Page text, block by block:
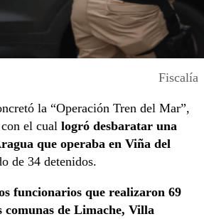
Fiscalía
la “Operación Tren del Mar”,
el cual logró desbaratar una
que operaba en Viña del
de 34 detenidos.
funcionarios que realizaron 69
comunas de Limache, Villa